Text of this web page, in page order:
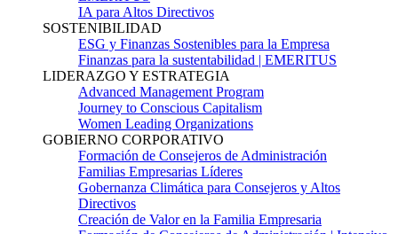
IA para Altos Directivos
SOSTENIBILIDAD
ESG y Finanzas Sostenibles para la Empresa
Finanzas para la sustentabilidad | EMERITUS
LIDERAZGO Y ESTRATEGIA
Advanced Management Program
Journey to Conscious Capitalism
Women Leading Organizations
GOBIERNO CORPORATIVO
Formación de Consejeros de Administración
Familias Empresarias Líderes
Gobernanza Climática para Consejeros y Altos
Directivos
Creación de Valor en la Familia Empresaria